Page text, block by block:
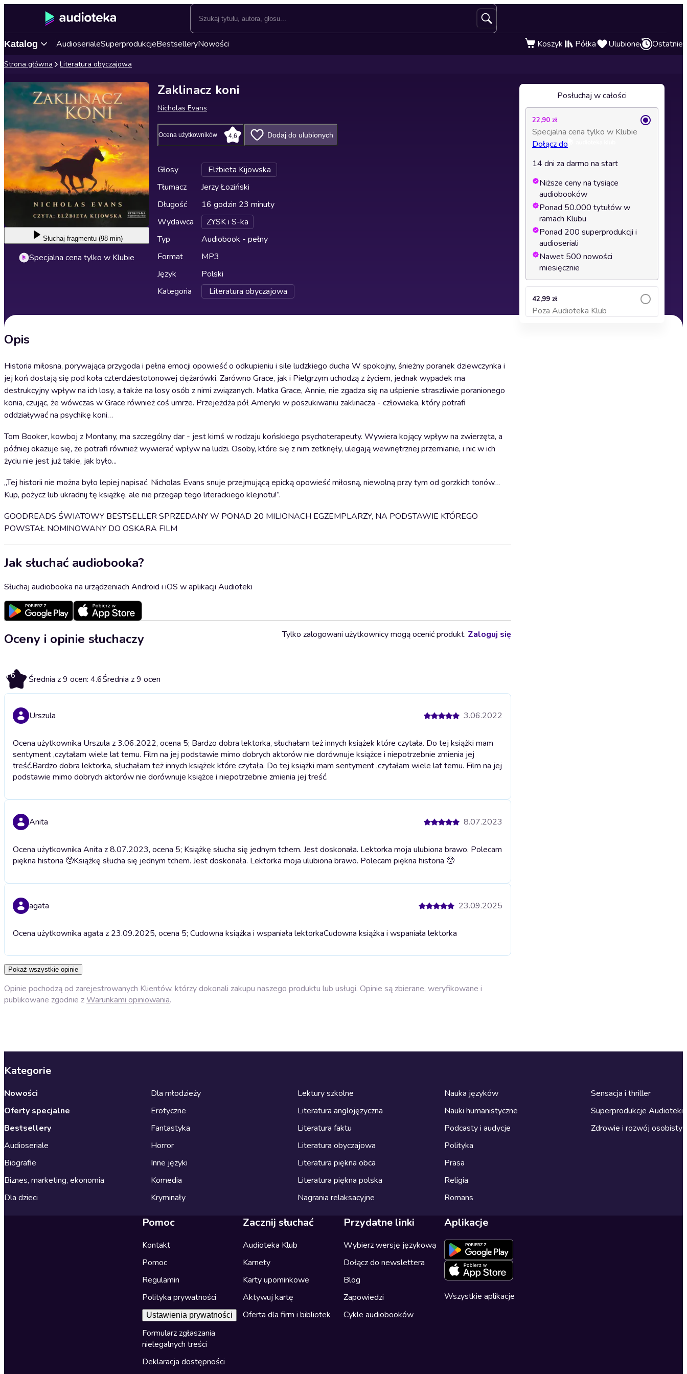
Katalog AudioserialeSuperprodukcjeBestselleryNowości Koszyk Półka Ulubione Ostatnie
Strona główna Literatura obyczajowa
Słuchaj fragmentu (98 min)
Specjalna cena tylko w Klubie
Zaklinacz koni
Nicholas Evans
Ocena użytkowników 4,6 Dodaj do ulubionych
Głosy
Elżbieta Kijowska
Tłumacz
Jerzy Łoziński
Długość
16 godzin 23 minuty
Wydawca
ZYSK i S-ka
Typ
Audiobook - pełny
Format
MP3
Język
Polski
Kategoria
Literatura obyczajowa
Opis
Historia miłosna, porywająca przygoda i pełna emocji opowieść o odkupieniu i sile ludzkiego ducha W spokojny, śnieżny poranek dziewczynka i
jej koń dostają się pod koła czterdziestotonowej ciężarówki. Zarówno Grace, jak i Pielgrzym uchodzą z życiem, jednak wypadek ma
destrukcyjny wpływ na ich losy, a także na losy osób z nimi związanych. Matka Grace, Annie, nie zgadza się na uśpienie straszliwie poranionego
konia, czując, że wówczas w Grace również coś umrze. Przejeżdża pół Ameryki w poszukiwaniu zaklinacza - człowieka, który potrafi
oddziaływać na psychikę koni…
Tom Booker, kowboj z Montany, ma szczególny dar - jest kimś w rodzaju końskiego psychoterapeuty. Wywiera kojący wpływ na zwierzęta, a
później okazuje się, że potrafi również wywierać wpływ na ludzi. Osoby, które się z nim zetknęły, ulegają wewnętrznej przemianie, i nic w ich
życiu nie jest już takie, jak było...
„Tej historii nie można było lepiej napisać. Nicholas Evans snuje przejmującą epicką opowieść miłosną, niewolną przy tym od gorzkich tonów…
Kup, pożycz lub ukradnij tę książkę, ale nie przegap tego literackiego klejnotu!”.
GOODREADS ŚWIATOWY BESTSELLER SPRZEDANY W PONAD 20 MILIONACH EGZEMPLARZY, NA PODSTAWIE KTÓREGO
POWSTAŁ NOMINOWANY DO OSKARA FILM
Jak słuchać audiobooka?
Słuchaj audiobooka na urządzeniach Android i iOS w aplikacji Audioteki
Oceny i opinie słuchaczy
4.6 Średnia z 9 ocen: 4.6Średnia z 9 ocen
Tylko zalogowani użytkownicy mogą ocenić produkt. Zaloguj się
Urszula 3.06.2022
Ocena użytkownika Urszula z 3.06.2022, ocena 5; Bardzo dobra lektorka, słuchałam też innych książek które czytała. Do tej książki mam
sentyment ,czytałam wiele lat temu. Film na jej podstawie mimo dobrych aktorów nie dorównuje książce i niepotrzebnie zmienia jej
treść.Bardzo dobra lektorka, słuchałam też innych książek które czytała. Do tej książki mam sentyment ,czytałam wiele lat temu. Film na jej
podstawie mimo dobrych aktorów nie dorównuje książce i niepotrzebnie zmienia jej treść.
Anita 8.07.2023
Ocena użytkownika Anita z 8.07.2023, ocena 5; Książkę słucha się jednym tchem. Jest doskonała. Lektorka moja ulubiona brawo. Polecam
piękna historia 🥺Książkę słucha się jednym tchem. Jest doskonała. Lektorka moja ulubiona brawo. Polecam piękna historia 🥺
agata 23.09.2025
Ocena użytkownika agata z 23.09.2025, ocena 5; Cudowna książka i wspaniała lektorkaCudowna książka i wspaniała lektorka
Pokaż wszystkie opinie
Opinie pochodzą od zarejestrowanych Klientów, którzy dokonali zakupu naszego produktu lub usługi. Opinie są zbierane, weryfikowane i
publikowane zgodnie zWarunkami opiniowania.
Posłuchaj w całości
22,90 zł
Specjalna cena tylko w Klubie
Dołącz do
14 dni za darmo na start
Niższe ceny na tysiące
audiobooków
Ponad 50.000 tytułów w
ramach Klubu
Ponad 200 superprodukcji i
audioseriali
Nawet 500 nowości
miesięcznie
42,99 zł
Poza Audioteka Klub
Dodaj do koszyka
Kategorie
Nowości
Oferty specjalne
Bestsellery
Audioseriale
Biografie
Biznes, marketing, ekonomia
Dla dzieci
Dla młodzieży
Erotyczne
Fantastyka
Horror
Inne języki
Komedia
Kryminały
Lektury szkolne
Literatura anglojęzyczna
Literatura faktu
Literatura obyczajowa
Literatura piękna obca
Literatura piękna polska
Nagrania relaksacyjne
Nauka języków
Nauki humanistyczne
Podcasty i audycje
Polityka
Prasa
Religia
Romans
Sensacja i thriller
Superprodukcje Audioteki
Zdrowie i rozwój osobisty
Pomoc
Kontakt
Pomoc
Regulamin
Polityka prywatności
Ustawienia prywatności
Formularz zgłaszania
nielegalnych treści
Deklaracja dostępności
Zacznij słuchać
Audioteka Klub
Karnety
Karty upominkowe
Aktywuj kartę
Oferta dla firm i bibliotek
Przydatne linki
Wybierz wersję językową
Dołącz do newslettera
Blog
Zapowiedzi
Cykle audiobooków
Aplikacje
Wszystkie aplikacje